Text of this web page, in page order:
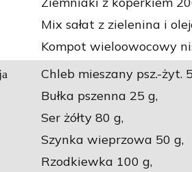
Mix sałat z zielenina i
Kompot wieloowocowy
Chleb mieszany psz.-żyt.
Bułka pszenna 25 g,
Ser żółty 80 g,
Szynka wieprzowa 50 g,
Rzodkiewka 100 g,